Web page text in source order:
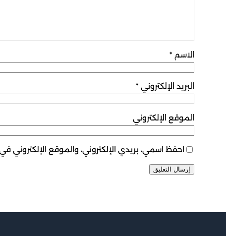
الاسم *
البريد الإلكتروني *
الموقع الإلكتروني
احفظ اسمي، بريدي الإلكتروني، والموقع